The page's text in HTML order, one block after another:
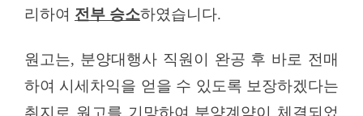
리하여 전부 승소하였습니다.
원고는, 분양대행사 직원이 완공 후 바로 전매
하여 시세차익을 얻을 수 있도록 보장하겠다는
취지로 원고를 기망하여 분양계약이 체결되었